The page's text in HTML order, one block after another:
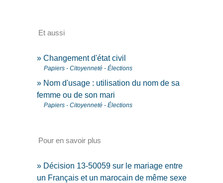
Et aussi
Changement d'état civil
Papiers - Citoyenneté - Élections
Nom d'usage : utilisation du nom de sa
femme ou de son mari
Papiers - Citoyenneté - Élections
Pour en savoir plus
Décision 13-50059 sur le mariage entre
un Français et un marocain de même sexe